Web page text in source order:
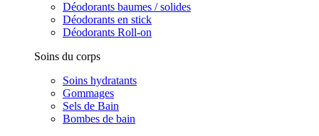
Déodorants baumes / solides
Déodorants en stick
Déodorants Roll-on
Soins du corps
Soins hydratants
Gommages
Sels de Bain
Bombes de bain